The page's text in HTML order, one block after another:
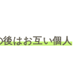
はお互い個人